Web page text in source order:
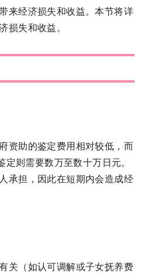
来经济损失和收益。本节将详
损失和收益。
资助的鉴定费用相对较低，而
则需要数万至数十万日元。
承担，因此在短期内会造成经
关（如认可调解或子女抚养费